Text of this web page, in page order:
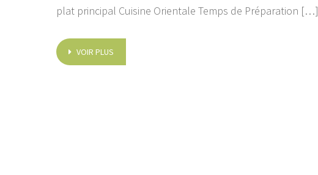
plat principal Cuisine Orientale Temps de Préparation […]
VOIR PLUS